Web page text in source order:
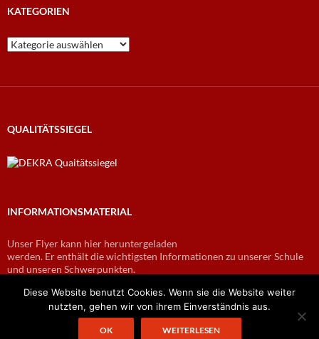
KATEGORIEN
Kategorien
QUALITÄTSSIEGEL
INFORMATIONSMATERIAL
Unser Flyer kann hier heruntergeladen
werden. Er enthält die wichtigsten Informationen zu unserer Schule
und unseren Schwerpunkten.
Diese Website benutzt Cookies. Wenn sie die Website weiter
nutzten, gehen wir von ihrem Einverständnis aus.
OK WEITERLESEN